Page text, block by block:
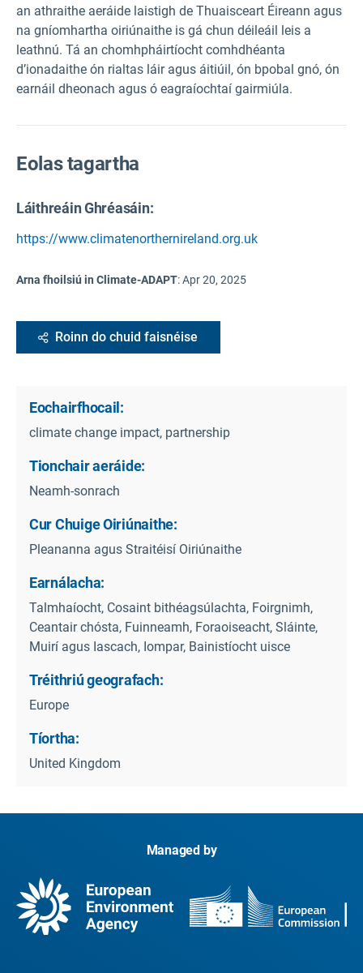
an athraithe aeráide laistigh de Thuaisceart Éireann agus
na gníomhartha oiriúnaithe is gá chun déileáil leis a
leathnú. Tá an chomhpháirtíocht comhdhéanta
d’ionadaithe ón rialtas láir agus áitiúil, ón bpobal gnó, ón
earnáil dheonach agus ó eagraíochtaí gairmiúla.
Eolas tagartha
Láithreáin Ghréasáin:
https://www.climatenorthernireland.org.uk
Arna fhoilsiú in Climate-ADAPT:Apr 20, 2025
Roinn do chuid faisnéise
Eochairfhocail:
climate change impact, partnership
Tionchair aeráide:
Neamh-sonrach
Cur Chuige Oiriúnaithe:
Pleananna agus Straitéisí Oiriúnaithe
Earnálacha:
Talmhaíocht, Cosaint bithéagsúlachta, Foirgnimh,
Ceantair chósta, Fuinneamh, Foraoiseacht, Sláinte,
Muirí agus Iascach, Iompar, Bainistíocht uisce
Tréithriú geografach:
Europe
Tíortha:
United Kingdom
Managed by